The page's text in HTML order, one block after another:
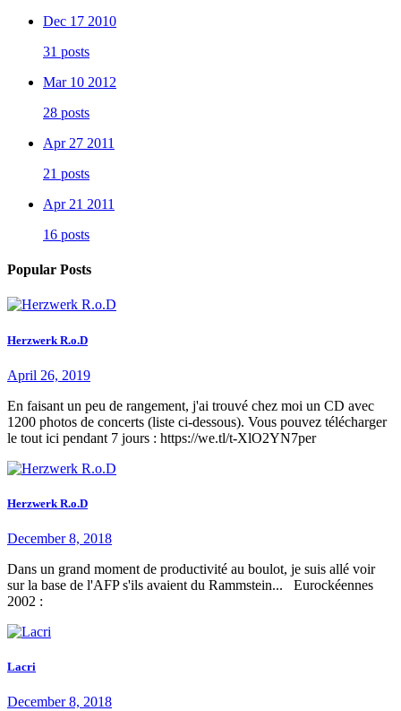
Dec 17 2010
31 posts
Mar 10 2012
28 posts
Apr 27 2011
21 posts
Apr 21 2011
16 posts
Popular Posts
Herzwerk R.o.D
April 26, 2019
En faisant un peu de rangement, j'ai trouvé chez moi un CD avec
1200 photos de concerts (liste ci-dessous). Vous pouvez télécharger
le tout ici pendant 7 jours : https://we.tl/t-XlO2YN7per
Herzwerk R.o.D
December 8, 2018
Dans un grand moment de productivité au boulot, je suis allé voir
sur la base de l'AFP s'ils avaient du Rammstein... Eurockéennes
2002 :
Lacri
December 8, 2018